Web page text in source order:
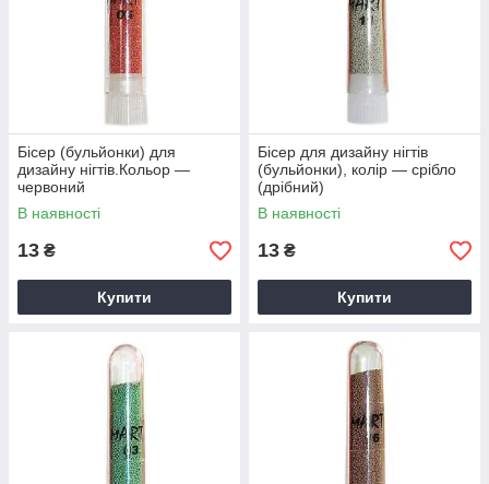
Бісер (бульйонки) для
дизайну нігтів.Кольор —
червоний
В наявності
13 ₴
Купити
Бісер для дизайну нігтів
(бульйонки), колір — срібло
(дрібний)
В наявності
13 ₴
Купити